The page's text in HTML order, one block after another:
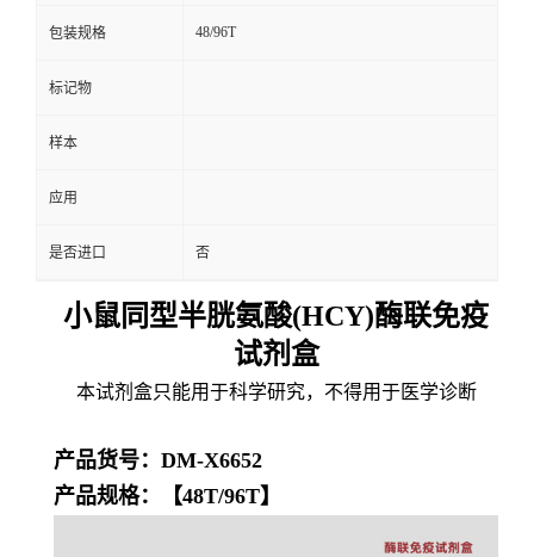
包装规格 48/96T
标记物
样本
应用
是否进口 否
小鼠同型半胱氨酸(HCY)酶联免疫
试剂盒
本试剂盒只能用于科学研究，不得用于医学诊断
产品货号：DM-X6652
产品规格：【48T/96T】